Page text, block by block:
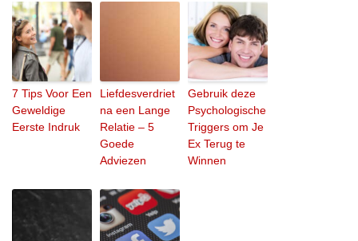
7 Tips Voor Een
Geweldige
Eerste Indruk
Liefdesverdriet
na een Lange
Relatie – 5
Goede
Adviezen
Gebruik deze
Psychologische
Triggers om Je
Ex Terug te
Winnen